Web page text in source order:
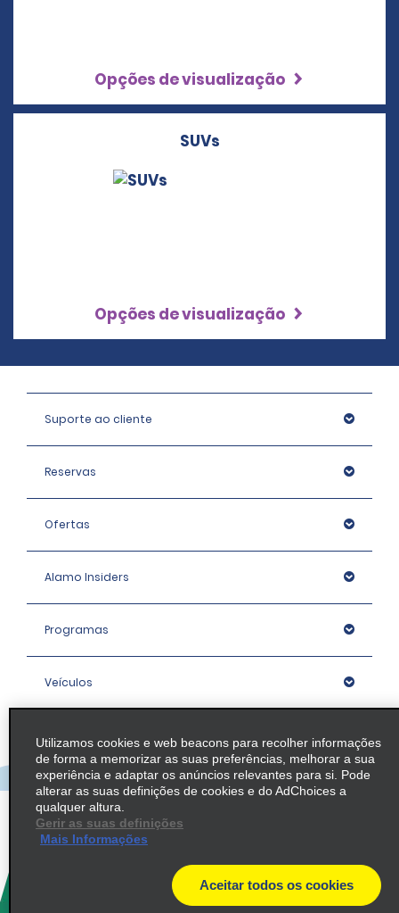
Opções de visualização
SUVs
Opções de visualização
Suporte ao cliente
Reservas
Ofertas
Alamo Insiders
Programas
Veículos
Agências
Empresa
Política / Mapa do Site
© 2026 Enterprise Holdings, Inc. All rights Reserved.
Utilizamos cookies e web beacons para recolher informações
de forma a memorizar as suas preferências, melhorar a sua
experiência e adaptar os anúncios relevantes para si. Pode
alterar as suas definições de cookies e do AdChoices a
qualquer altura.
Gerir as suas definições
Mais Informações
Aceitar todos os cookies